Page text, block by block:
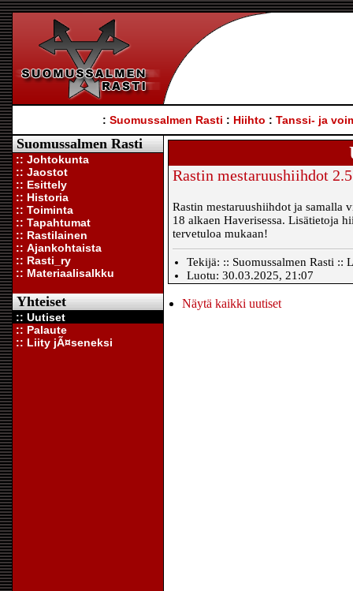
: Suomussalmen Rasti : Hiihto : Tanssi- ja
Suomussalmen Rasti
:: Johtokunta
:: Jaostot
:: Esittely
:: Historia
:: Toiminta
:: Tapahtumat
:: Rastilainen
:: Ajankohtaista
:: Rasti_ry
:: Materiaalisalkku
Yhteiset
:: Uutiset
:: Palaute
:: Liity jÃ¤seneksi
Rastin mestaruushiihdot
Rastin mestaruushiihdot ja samalla
18 alkaen Haverisessa. Lisätietoja
tervetuloa mukaan!
Tekijä: :: Suomussalmen Rasti ::
Luotu: 30.03.2025, 21:07
Näytä kaikki uutiset